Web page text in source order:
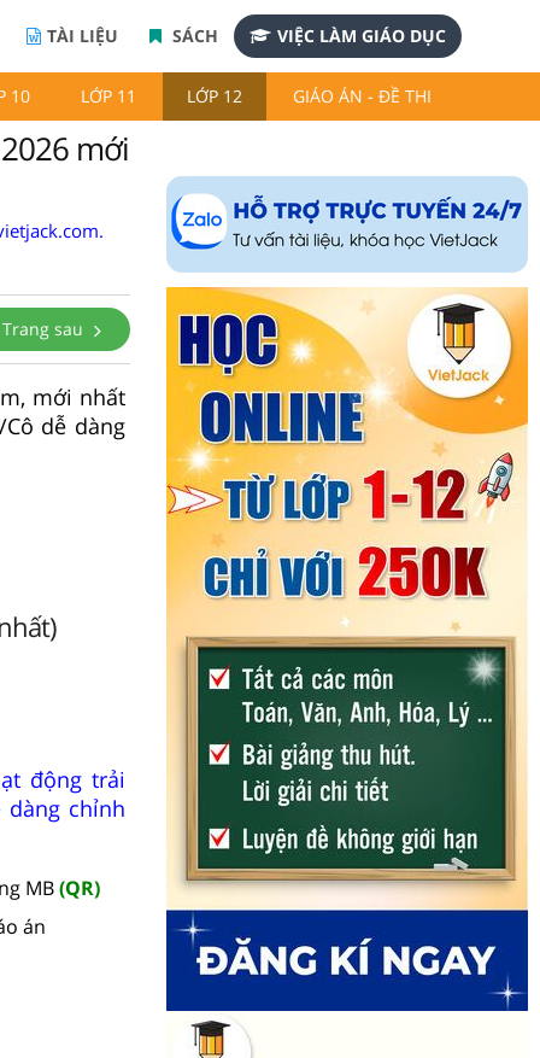
TÀI LIỆU SÁCH VIỆC LÀM GIÁO DỤC
10 LỚP 11 LỚP 12 GIÁO ÁN - ĐỀ THI
mới
Trang sau
mới nhất
dễ dàng
động trải
chỉnh
MB(QR)
án